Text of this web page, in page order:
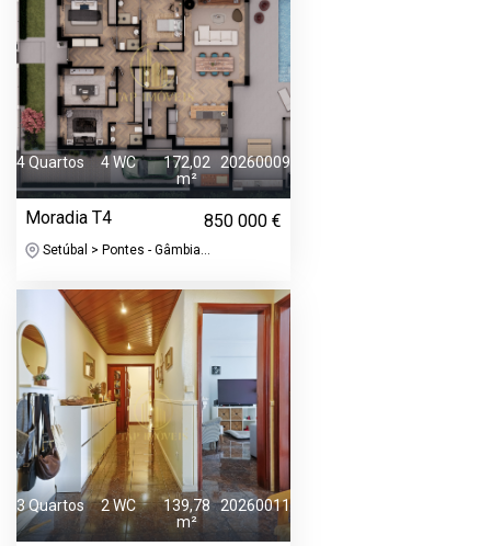
4 Quartos 4 WC
172,02
m²
20260009
Moradia T4 850 000 €
Setúbal > Pontes - Gâmbia...
3 Quartos 2 WC
139,78
m²
20260011